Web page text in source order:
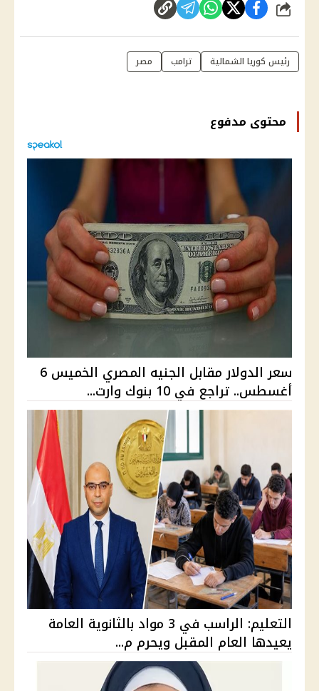
شارك
رئيس كوريا الشمالية ترامب مصر
محتوى مدفوع
سعر الدولار مقابل الجنيه المصري الخميس 6
أغسطس.. تراجع في 10 بنوك وارت...
التعليم: الراسب في 3 مواد بالثانوية العامة
يعيدها العام المقبل ويحرم م...